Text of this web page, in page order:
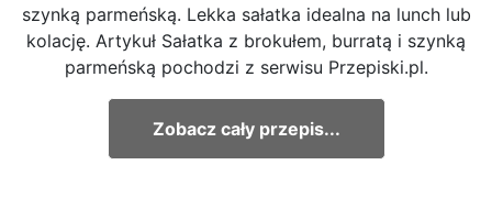
szynką parmeńską. Lekka sałatka idealna na lunch lub
kolację. Artykuł Sałatka z brokułem, burratą i szynką
parmeńską pochodzi z serwisu Przepiski.pl.
Zobacz cały przepis...